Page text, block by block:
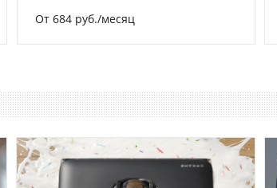
От 684 руб./месяц